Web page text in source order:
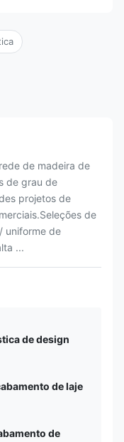
de madeira de
de grau de
projetos de
de
uniforme de
...
de design
de laje
de